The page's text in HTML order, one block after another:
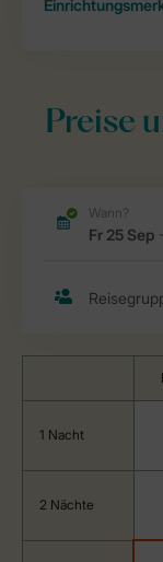
Preise
1 Nacht
2 Nächte